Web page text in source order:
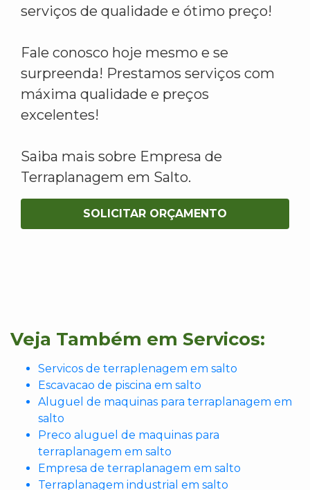
serviços de qualidade e ótimo preço!
Fale conosco hoje mesmo e se
surpreenda! Prestamos serviços com
máxima qualidade e preços
excelentes!
Saiba mais sobre Empresa de
Terraplanagem em Salto.
SOLICITAR ORÇAMENTO
Veja Também em Servicos:
Servicos de terraplenagem em salto
Escavacao de piscina em salto
Aluguel de maquinas para terraplanagem em
salto
Preco aluguel de maquinas para
terraplanagem em salto
Empresa de terraplanagem em salto
Terraplanagem industrial em salto